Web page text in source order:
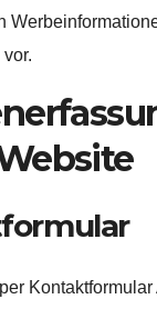
Kontaktformular